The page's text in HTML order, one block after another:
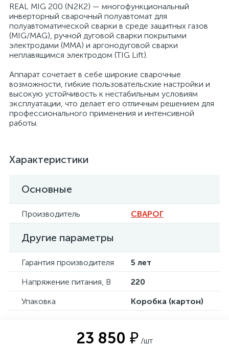
REAL MIG 200 (N2K2) — многофункциональный
инверторный сварочный полуавтомат для
полуавтоматической сварки в среде защитных газов
(MIG/MAG), ручной дуговой сварки покрытыми
электродами (MMA) и аргонодуговой сварки
неплавящимся электродом (TIG Lift).
Аппарат сочетает в себе широкие сварочные
возможности, гибкие пользовательские настройки и
высокую устойчивость к нестабильным условиям
эксплуатации, что делает его отличным решением для
профессионального применения и интенсивной
работы.
Характеристики
Основные
Производитель СВАРОГ
Другие параметры
Гарантия производителя
5 лет
Напряжение питания, В
220
Упаковка
Коробка (картон)
23 850 ₽ /шт